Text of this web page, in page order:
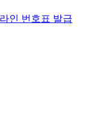
인 번호표 발급